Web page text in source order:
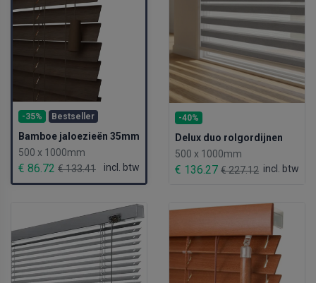
-35% Bestseller
Bamboe jaloezieën 35mm
500 x 1000mm
€ 86.72 € 133.41 incl. btw
-40%
Delux duo rolgordijnen
500 x 1000mm
€ 136.27 € 227.12 incl. btw